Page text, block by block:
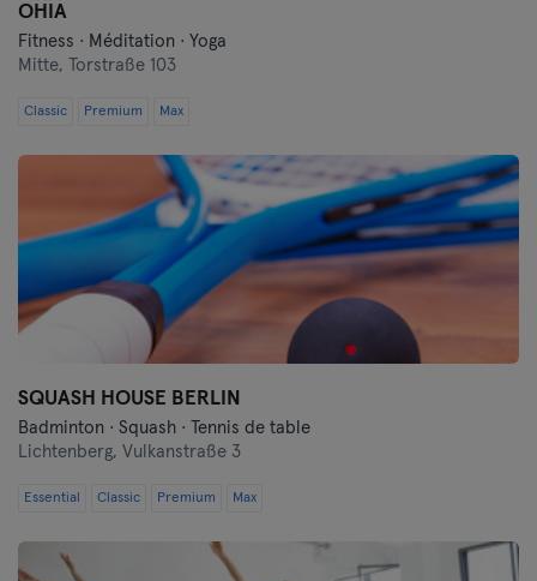
OHIA
Fitness · Méditation · Yoga
Mitte,
Torstraße 103
Classic Premium Max
SQUASH HOUSE BERLIN
Badminton · Squash · Tennis de table
Lichtenberg, Vulkanstraße 3
Essential Classic Premium Max